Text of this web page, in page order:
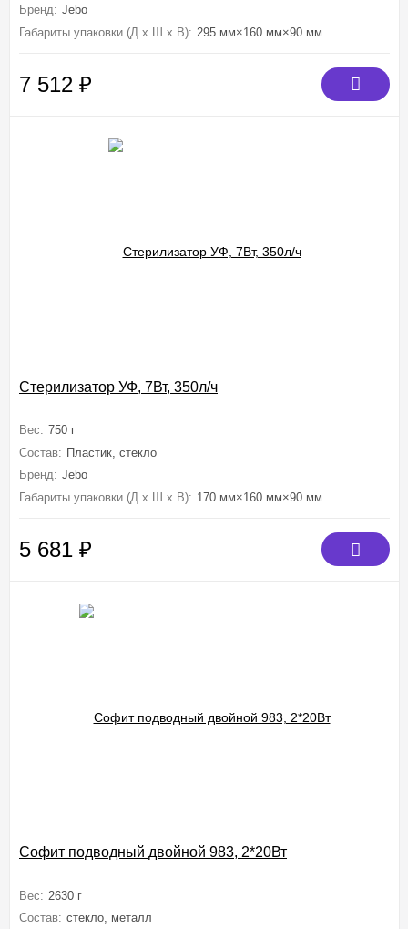
Бренд: Jebo
Габариты упаковки (Д х Ш х В): 295 мм×160 мм×90 мм
7 512 ₽
Стерилизатор УФ, 7Вт, 350л/ч
Вес: 750 г
Состав: Пластик, стекло
Бренд: Jebo
Габариты упаковки (Д х Ш х В): 170 мм×160 мм×90 мм
5 681 ₽
Софит подводный двойной 983, 2*20Вт
Вес: 2630 г
Состав: стекло, металл